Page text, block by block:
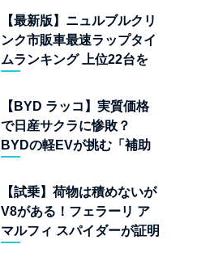
児
【最新版】ニュルブルクリ
ンク市販車最速ラップタイ
ムランキング 上位22台を
【BYD ラッコ】実質価格
で日産サクラに惨敗？
BYDの軽EVが挑む「補助
界
【試乗】荷物は積めないが
V8がある！フェラーリ ア
マルフィ スパイダーが証明